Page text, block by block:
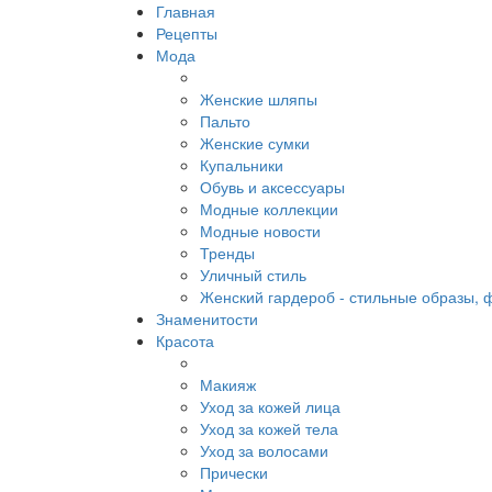
Главная
Рецепты
Мода
Женские шляпы
Пальто
Женские сумки
Купальники
Обувь и аксессуары
Модные коллекции
Модные новости
Тренды
Уличный стиль
Женский гардероб - стильные образы,
Знаменитости
Красота
Макияж
Уход за кожей лица
Уход за кожей тела
Уход за волосами
Прически